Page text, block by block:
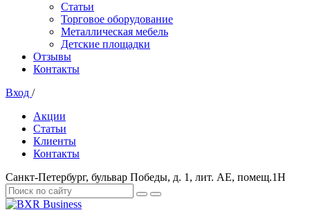
Статьи
Торговое оборудование
Металлическая мебель
Детские площадки
Отзывы
Контакты
Вход /
Акции
Статьи
Клиенты
Контакты
Санкт-Петербург, бульвар Победы, д. 1, лит. АЕ, помещ.1Н